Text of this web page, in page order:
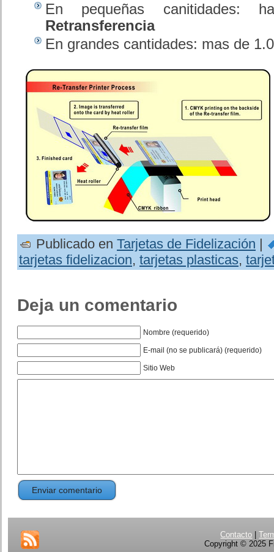
En pequeñas canitidades:
Retransferencia
En grandes cantidades: mas de
Publicado en Tarjetas de Fidelización |
tarjetas fidelizacion, tarjetas plasticas,
Deja un comentario
Nombre (requerido)
E-mail (no se publicará) (requerido)
Sitio Web
Contacto |
Copyright © 2025